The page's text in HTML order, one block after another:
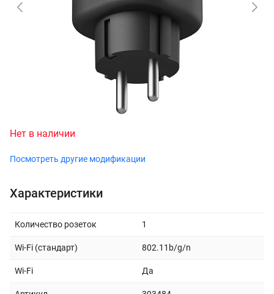
Нет в наличии
Посмотреть другие модификации
Характеристики
Количество розеток 1
Wi-Fi (стандарт) 802.11b/g/n
Wi-Fi Да